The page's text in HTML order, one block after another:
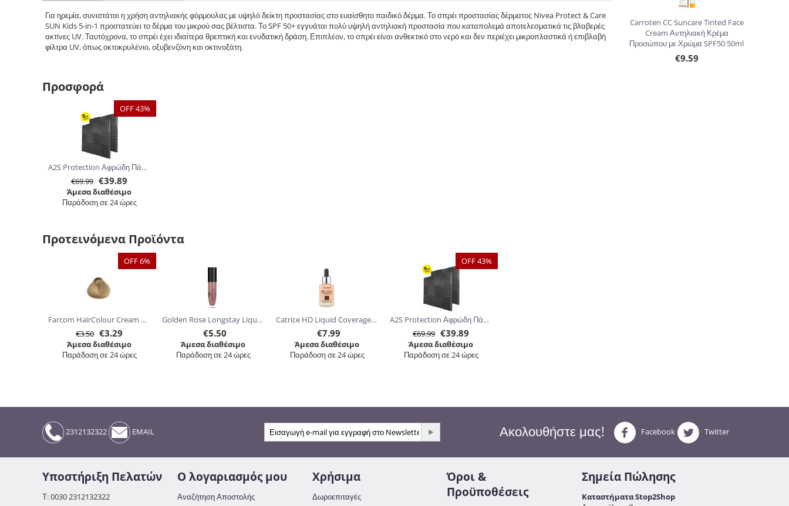
Για ηρεμία, συνιστάται η χρήση αντηλιακής φόρμουλας με υψηλό δείκτη προστασίας στο ευαίσθητο παιδικό δέρμα. Το σπρέι προστασίας δέρματος Nivea Protect & Care
SUN Kids 5-in-1 προστατεύει το δέρμα του μικρού σας βέλτιστα. Το SPF 50+ εγγυάται πολύ υψηλή αντηλιακή προστασία που καταπολεμά αποτελεσματικά τις βλαβερές
ακτίνες UV. Ταυτόχρονα, το σπρέι έχει ιδιαίτερα θρεπτική και ενυδατική δράση. Επιπλέον, το σπρέι είναι ανθεκτικό στο νερό και δεν περιέχει μικροπλαστικά ή επιβλαβή
φίλτρα UV, όπως οκτοκρυλένιο, οξυβενζόνη και οκτινοξάτη.
Προσφορά
OFF 43%
A2S Protection Αφρώδη Πάνελ Ηχομόνωσης 30.5 x 30.5 x 5cm 24τμχ
€69.99 €39.89
Άμεσα διαθέσιμο
Παράδοση σε 24 ώρες
Προτεινόμενα Προϊόντα
OFF 6%
Farcom HairColour Cream 60ml
€3.50 €3.29
Άμεσα διαθέσιμο
Παράδοση σε 24 ώρες
Golden Rose Longstay Liquid Matte Lipstick kissproof 5.5ml
€5.50
Άμεσα διαθέσιμο
Παράδοση σε 24 ώρες
Catrice HD Liquid Coverage Foundation 30ml
€7.99
Άμεσα διαθέσιμο
Παράδοση σε 24 ώρες
OFF 43%
A2S Protection Αφρώδη Πάνελ Ηχομόνωσης 30.5 x 30.5 x 5cm 24τμχ
€69.99 €39.89
Άμεσα διαθέσιμο
Παράδοση σε 24 ώρες
Carroten CC Suncare Tinted Face
Cream Αντηλιακή Κρέμα
Προσώπου με Χρώμα SPF50 50ml
€9.59
2312132322 EMAIL Ακολουθήστε μας! Facebook Twitter
Υποστήριξη Πελατών
Τ: 0030 2312132322
Ο λογαριασμός μου
Αναζήτηση Αποστολής
Χρήσιμα
Δωροεπιταγές
Όροι &
Προϋποθέσεις
Σημεία Πώλησης
Καταστήματα Stop2Shop